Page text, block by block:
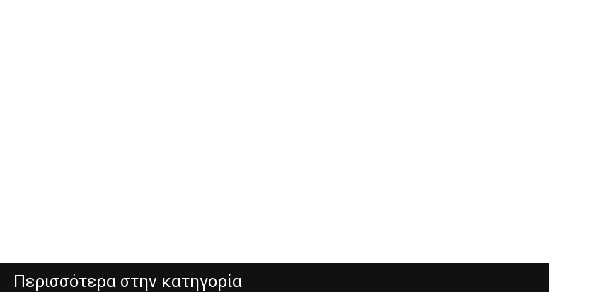
Περισσότερα στην κατηγορία